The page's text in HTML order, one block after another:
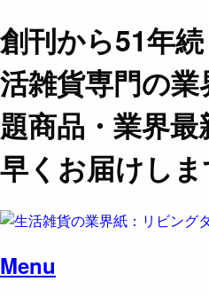
創刊から51年
活雑貨専門の
題商品・業界
早くお届けしま
Menu